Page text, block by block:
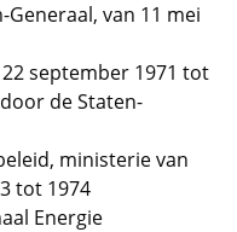
van 11 mei
september 1971 tot
de Staten-
ministerie van
tot 1974
Energie